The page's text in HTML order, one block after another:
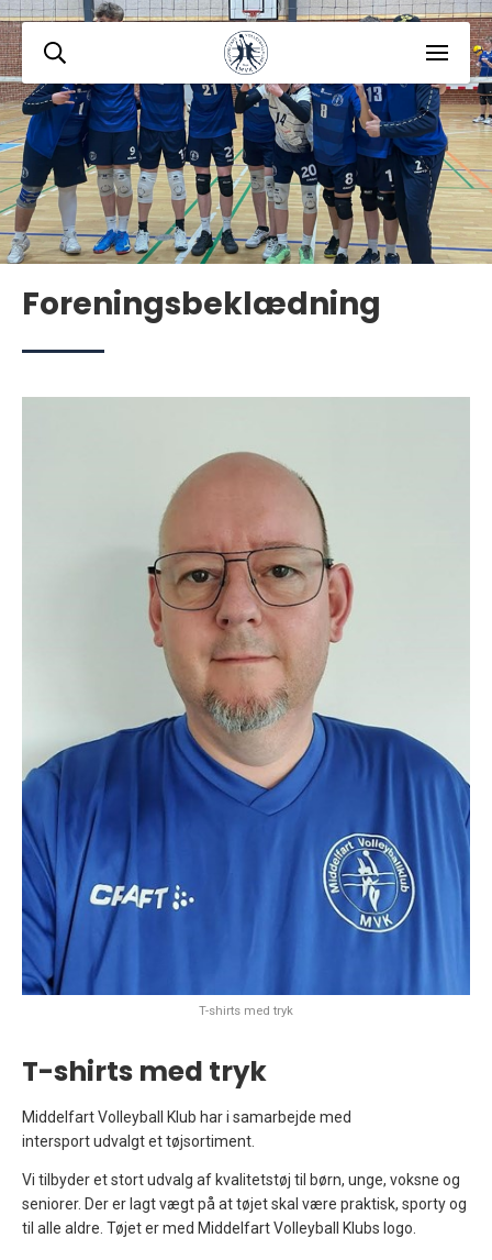
Foreningsbeklædning
T-shirts med tryk
T-shirts med tryk
Middelfart Volleyball Klub har i samarbejde med
intersport udvalgt et tøjsortiment.
Vi tilbyder et stort udvalg af kvalitetstøj til børn, unge, voksne og
seniorer. Der er lagt vægt på at tøjet skal være praktisk, sporty og
til alle aldre. Tøjet er med Middelfart Volleyball Klubs logo.